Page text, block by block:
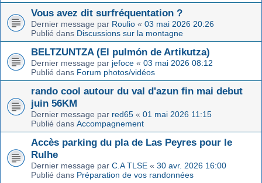
Vous avez dit surfréquentation ?
Dernier message par Roulio « 03 mai 2026 20:26
Publié dans Discussions sur la montagne
BELTZUNTZA (El pulmón de Artikutza)
Dernier message par jefoce « 03 mai 2026 08:12
Publié dans Forum photos/vidéos
rando cool autour du val d'azun fin mai debut
juin 56KM
Dernier message par red65 « 01 mai 2026 11:15
Publié dans Accompagnement
Accès parking du pla de Las Peyres pour le
Rulhe
Dernier message par C.A TLSE « 30 avr. 2026 16:00
Publié dans Préparation de vos randonnées